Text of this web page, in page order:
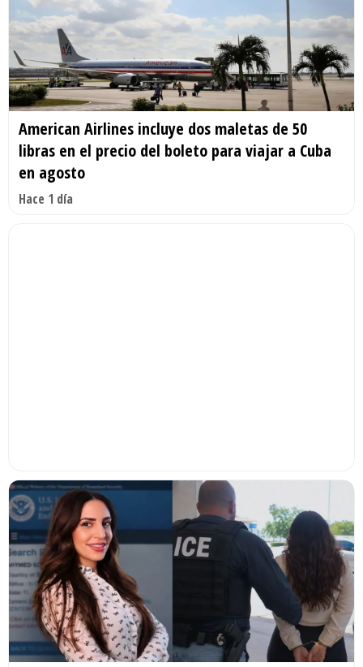
American Airlines incluye dos maletas de 50
libras en el precio del boleto para viajar a Cuba
en agosto
Hace 1 día